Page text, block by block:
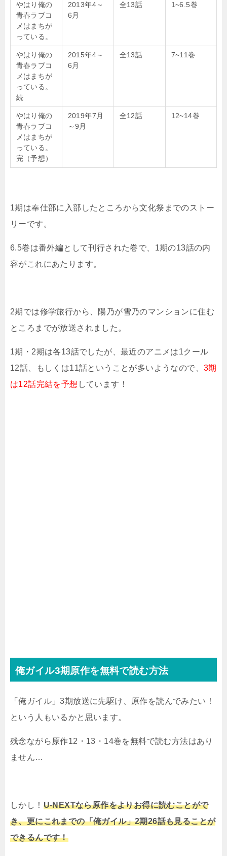
やはり俺の
青春ラブコ
メはまちが
っている。
2013年4～
6月
全13話 1~6.5巻
やはり俺の
青春ラブコ
メはまちが
っている。
続
2015年4～
6月
全13話 7~11巻
やはり俺の
青春ラブコ
メはまちが
っている。
完（予想）
2019年7月
～9月
全12話 12~14巻
1期は奉仕部に入部したところから文化祭までのストー
リーです。
6.5巻は番外編として刊行された巻で、1期の13話の内
容がこれにあたります。
2期では修学旅行から、陽乃が雪乃のマンションに住む
ところまでが放送されました。
1期・2期は各13話でしたが、最近のアニメは1クール
12話、もしくは11話ということが多いようなので、 3期
は12話完結を予想 しています！
俺ガイル3期原作を無料で読む方法
「俺ガイル」3期放送に先駆け、原作を読んでみたい！
という人もいるかと思います。
残念ながら原作12・13・14巻を無料で読む方法はあり
ません…
しかし！ U-NEXTなら原作をよりお得に読むことがで
き、更にこれまでの「俺ガイル」2期26話も見ることが
できるんです！